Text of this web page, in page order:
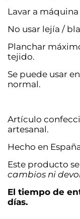
Lavar a máquina
No usar lejía /
Planchar
tejido.
Se puede usar
normal.
Artículo
artesanal.
Hecho en
Este producto
cambios ni
El tiempo de
días.